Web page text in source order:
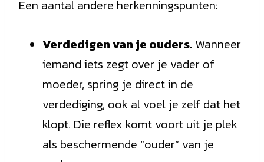
Een aantal andere herkenningspunten:
Verdedigen van je ouders. Wanneer
iemand iets zegt over je vader of
moeder, spring je direct in de
verdediging, ook al voel je zelf dat het
klopt. Die reflex komt voort uit je plek
als beschermende “ouder” van je